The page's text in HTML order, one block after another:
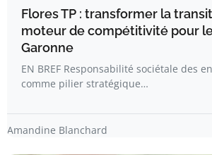
Flores TP : transformer la
moteur de compétitivité pour
Garonne
EN BREF Responsabilité sociétale des
comme pilier stratégique…
Amandine Blanchard